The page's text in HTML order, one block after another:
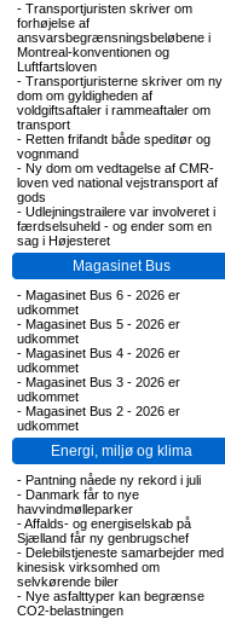
- Transportjuristen skriver om
forhøjelse af
ansvarsbegrænsningsbeløbene i
Montreal-konventionen og
Luftfartsloven
- Transportjuristerne skriver om ny
dom om gyldigheden af
voldgiftsaftaler i rammeaftaler om
transport
- Retten frifandt både speditør og
vognmand
- Ny dom om vedtagelse af CMR-
loven ved national vejstransport af
gods
- Udlejningstrailere var involveret i
færdselsuheld - og ender som en
sag i Højesteret
Magasinet Bus
- Magasinet Bus 6 - 2026 er
udkommet
- Magasinet Bus 5 - 2026 er
udkommet
- Magasinet Bus 4 - 2026 er
udkommet
- Magasinet Bus 3 - 2026 er
udkommet
- Magasinet Bus 2 - 2026 er
udkommet
Energi, miljø og klima
- Pantning nåede ny rekord i juli
- Danmark får to nye
havvindmølleparker
-Affalds- og energiselskab på
Sjælland får ny genbrugschef
- Delebilstjeneste samarbejder med
kinesisk virksomhed om
selvkørende biler
- Nye asfalttyper kan begrænse
CO2-belastningen